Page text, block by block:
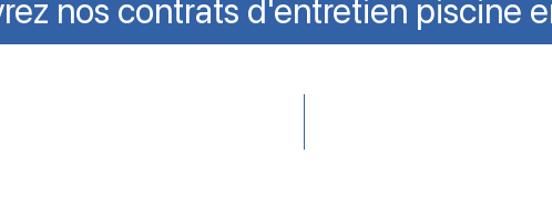
nos contrats d'entretien piscine